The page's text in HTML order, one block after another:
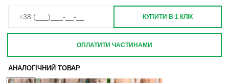
АНАЛОГІЧНИЙ ТОВАР
КУПИТИ В 1 КЛІК
ОПЛАТИТИ ЧАСТИНАМИ